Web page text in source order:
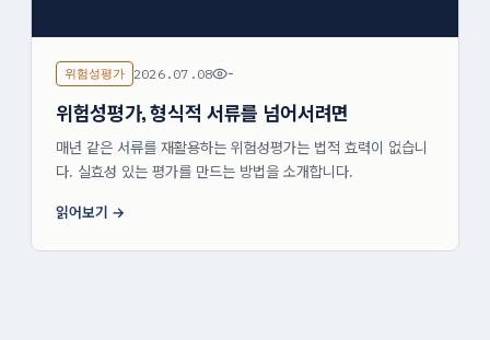
위험성평가 2026.07.08 -
위험성평가, 형식적 서류를 넘어서려면
매년 같은 서류를 재활용하는 위험성평가는 법적 효력이 없습니
다. 실효성 있는 평가를 만드는 방법을 소개합니다.
읽어보기